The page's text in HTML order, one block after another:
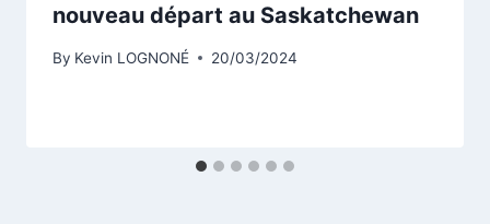
nouveau départ au Saskatchewan
By Kevin LOGNONÉ 20/03/2024